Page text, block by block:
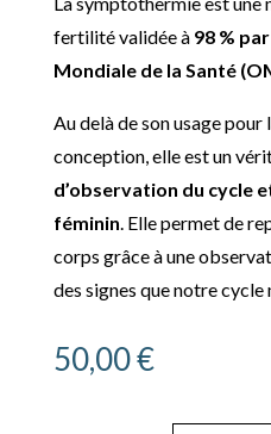
fertilité validée à 98 %
Mondiale de la Santé
Au delà de son usage
conception, elle est un
d’observation du cycle
féminin. Elle permet de
corps grâce à une
des signes que notre cycle
50,00€